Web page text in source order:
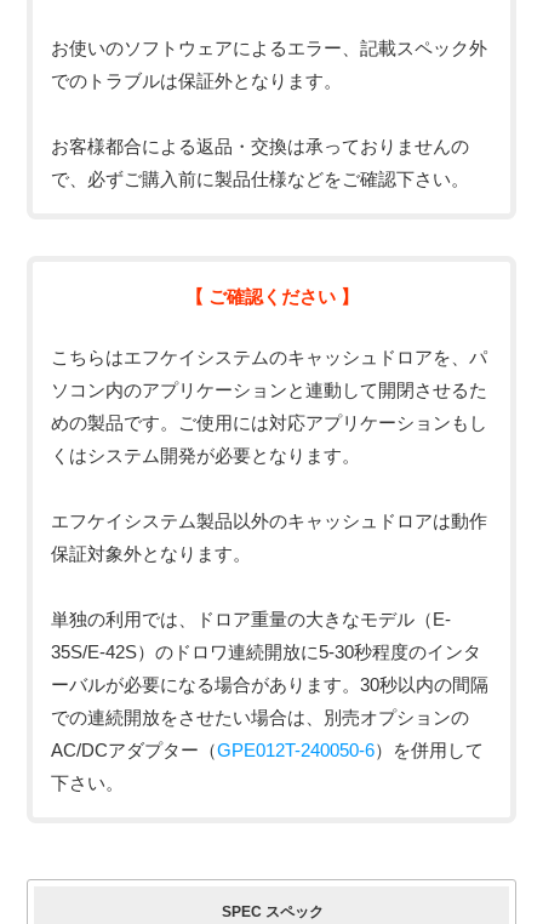
お使いのソフトウェアによるエラー、記載スペック外
でのトラブルは保証外となります。
お客様都合による返品・交換は承っておりませんの
で、必ずご購入前に製品仕様などをご確認下さい。
【 ご確認ください 】
こちらはエフケイシステムのキャッシュドロアを、パ
ソコン内のアプリケーションと連動して開閉させるた
めの製品です。ご使用には対応アプリケーションもし
くはシステム開発が必要となります。
エフケイシステム製品以外のキャッシュドロアは動作
保証対象外となります。
単独の利用では、ドロア重量の大きなモデル（E-
35S/E-42S）のドロワ連続開放に5-30秒程度のインタ
ーバルが必要になる場合があります。30秒以内の間隔
での連続開放をさせたい場合は、別売オプションの
AC/DCアダプター（GPE012T-240050-6）を併用して
下さい。
SPEC スペック